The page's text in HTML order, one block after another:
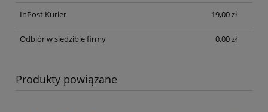
InPost Kurier 19,00 zł
Odbiór w siedzibie firmy 0,00 zł
Produkty powiązane